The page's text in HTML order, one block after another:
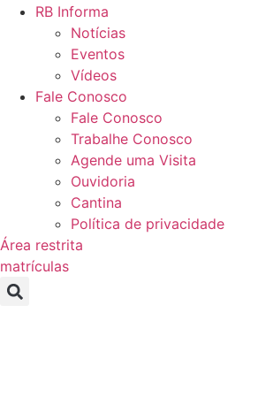
RB Informa
Notícias
Eventos
Vídeos
Fale Conosco
Fale Conosco
Trabalhe Conosco
Agende uma Visita
Ouvidoria
Cantina
Política de privacidade
Área restrita
matrículas